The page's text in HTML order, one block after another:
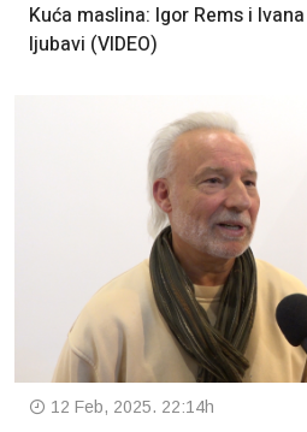
Kuća maslina: Igor Rems i
ljubavi (VIDEO)
12 Feb, 2025. 22:14h